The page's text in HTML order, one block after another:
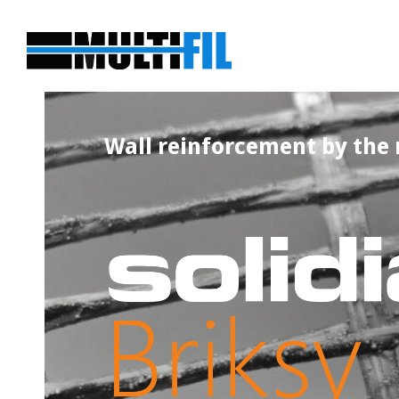
Wall reinforcement by the